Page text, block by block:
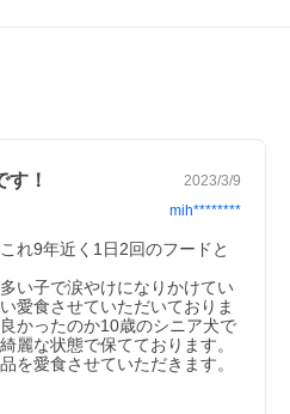
す！ 2023/3/9
mih********
れ9年近く1日2回のフードと
い子で涙やけになりかけてい
愛食させていただいておりま
かったのか10歳のシニア犬で
麗な状態で保てております。
を愛食させていただきます。